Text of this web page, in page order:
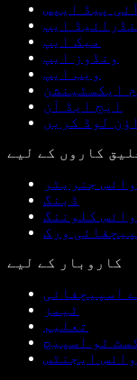
پیڈ ایپس
ایپ
میک ایپ
ونڈوز ایپ
ویب ایپ
ایکسٹینشن
ایج ایڈ آن
لوڈ کریں
کاروں کے لیے
جنریٹر
ڈبنگ
وائس کلوننگ
ورک
کاروبار کے لیے
اسپیچفائی
ٹیمز
تعلیم